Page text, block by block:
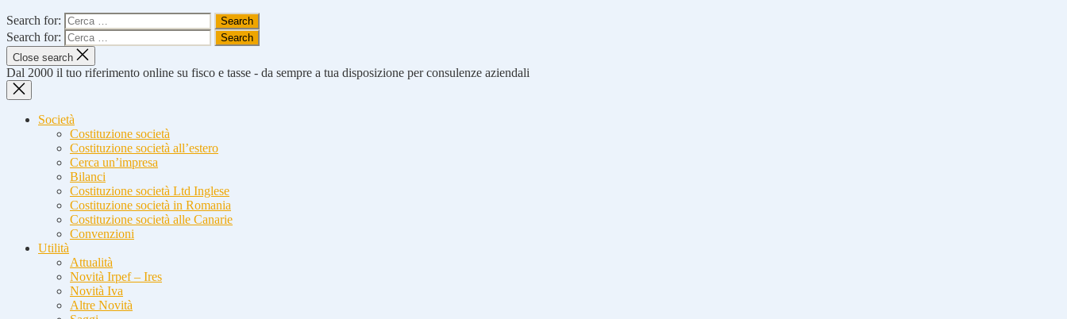
Search for:
Search for:
Close search
Dal 2000 il tuo riferimento online su fisco e tasse - da sempre a tua disposizione per consulenze aziendali
Società
Costituzione società
Costituzione società all’estero
Cerca un’impresa
Bilanci
Costituzione società Ltd Inglese
Costituzione società in Romania
Costituzione società alle Canarie
Convenzioni
Utilità
Attualità
Novità Irpef – Ires
Novità Iva
Altre Novità